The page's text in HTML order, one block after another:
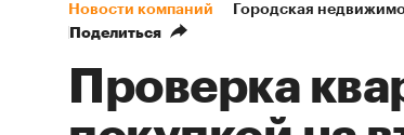
Новости компаний Городская
Поделиться
Проверка